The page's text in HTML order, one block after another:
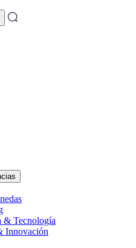
& Tecnología
Innovación